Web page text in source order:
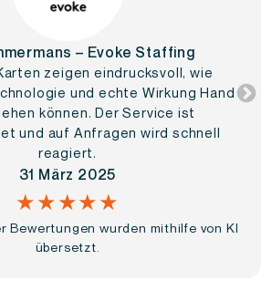
– Evoke Staffing
zeigen eindrucksvoll, wie
und echte Wirkung Hand
können. Der Service ist
und auf Anfragen wird schnell
reagiert.
31 März 2025
★★★★★
Bewertungen wurden mithilfe von KI
übersetzt.